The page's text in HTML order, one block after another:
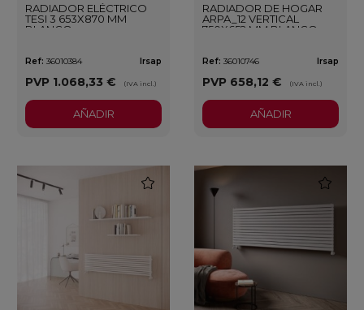
RADIADOR ELÉCTRICO
TESI 3 653X870 MM
BLANCO
Ref: 36010384 Irsap
PVP 1.068,33 € (IVA incl.)
AÑADIR
RADIADOR DE HOGAR
ARPA_12 VERTICAL
750X652 MM BLANCO
Ref: 36010746 Irsap
PVP 658,12 € (IVA incl.)
AÑADIR